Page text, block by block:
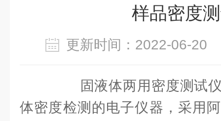
样品密度
更新时间：2022-06-
固液体两用密度测试仪
体密度检测的电子仪器，采用